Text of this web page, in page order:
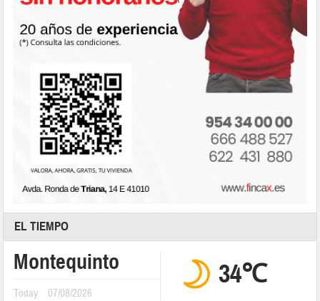
EL TIEMPO
Montequinto
Today 07/08/2026
34℃